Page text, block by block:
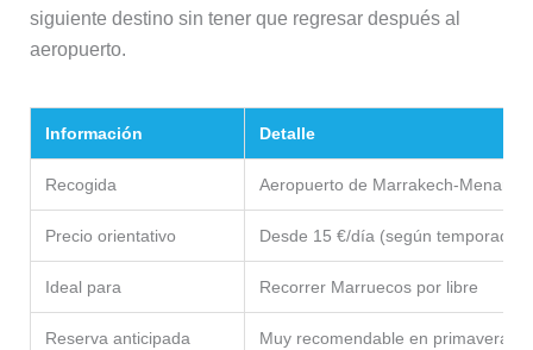
siguiente destino sin tener que regresar después al
aeropuerto.
Información Detalle
Recogida Aeropuerto de Marrakech-Menara
Precio orientativo Desde 15 €/día (según temporada)
Ideal para Recorrer Marruecos por libre
Reserva anticipada Muy recomendable en primavera,